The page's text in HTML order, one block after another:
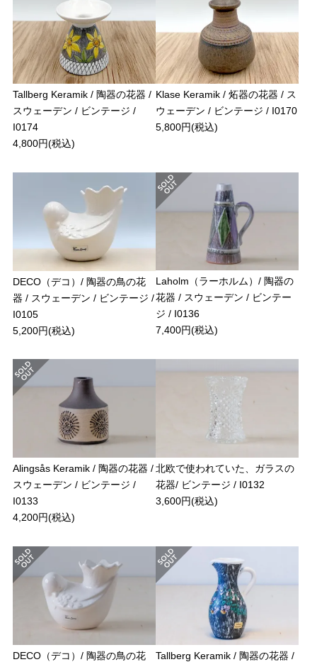
Tallberg Keramik / 陶器の花器 /
スウェーデン / ビンテージ /
I0174
4,800円(税込)
Klase Keramik / 炻器の花器 / ス
ウェーデン / ビンテージ / I0170
5,800円(税込)
DECO（デコ）/ 陶器の鳥の花
器 / スウェーデン / ビンテージ /
I0105
5,200円(税込)
Laholm（ラーホルム）/ 陶器の
花器 / スウェーデン / ビンテー
ジ / I0136
7,400円(税込)
Alingsås Keramik / 陶器の花器 /
スウェーデン / ビンテージ /
I0133
4,200円(税込)
北欧で使われていた、ガラスの
花器/ ビンテージ / I0132
3,600円(税込)
DECO（デコ）/ 陶器の鳥の花
Tallberg Keramik / 陶器の花器 /